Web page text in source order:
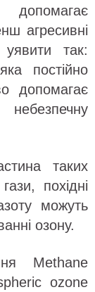
агресивні
так:
постійно
допомагає
таких
похідні
можуть
озону.
Methane
ozone